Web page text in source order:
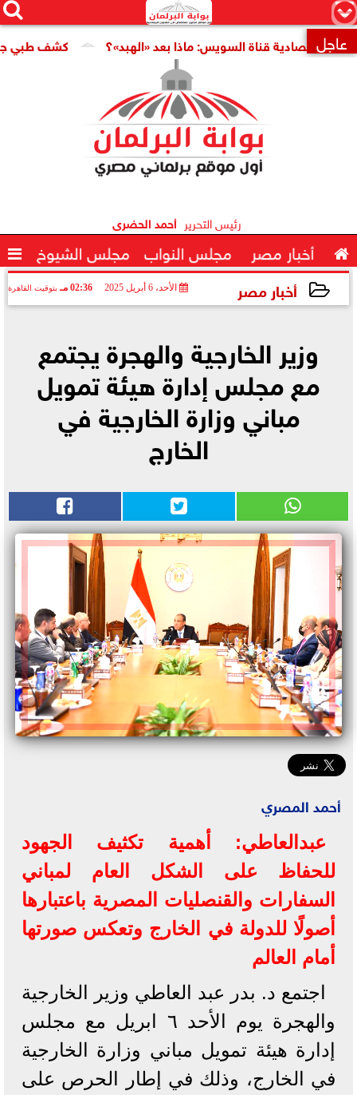
×


 عاجل كشف طبي جديد قناة السويس: ماذا بعد «الهبد»؟
رئيس التحرير أحمد الحضرى
 أخبار مصر مجلس النواب مجلس الشيوخ 
أخبار مصر الأحد، 6 أبريل 2025 02:36 مـ بتوقيت القاهرة
وزير الخارجية والهجرة يجتمع
مع مجلس إدارة هيئة تمويل
مباني وزارة الخارجية في
الخارج
أحمد المصري
عبدالعاطي: أهمية تكثيف الجهود
للحفاظ على الشكل العام لمباني
السفارات والقنصليات المصرية باعتبارها
أصولًا للدولة في الخارج وتعكس صورتها
أمام العالم
اجتمع د. بدر عبد العاطي وزير الخارجية
والهجرة يوم الأحد ٦ ابريل مع مجلس
إدارة هيئة تمويل مباني وزارة الخارجية
في الخارج، وذلك في إطار الحرص على